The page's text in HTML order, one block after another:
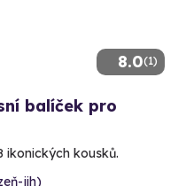
8.0(1)
balíček pro
ikonických kousků.
jih)